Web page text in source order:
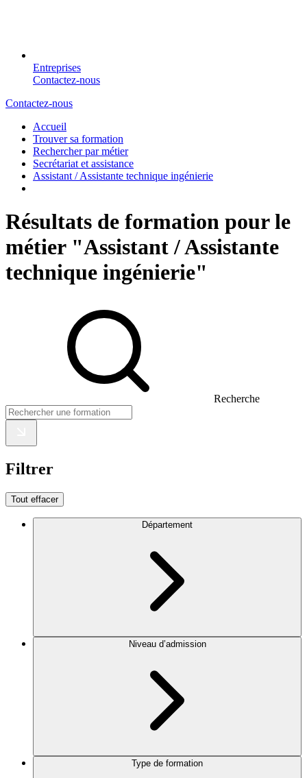
Entreprises
Contactez-nous
Contactez-nous
Accueil
Trouver sa formation
Rechercher par métier
Secrétariat et assistance
Assistant / Assistante technique ingénierie
Résultats de formation pour le
métier "Assistant / Assistante
technique ingénierie"
Recherche
Filtrer
Tout effacer
Département
Niveau d’admission
Type de formation